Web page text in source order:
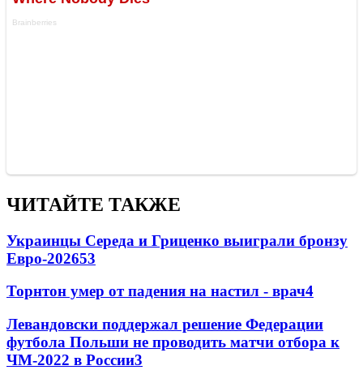
ЧИТАЙТЕ ТАКЖЕ
Украинцы Середа и Гриценко выиграли бронзу
Евро-202653
Торнтон умер от падения на настил - врач4
Левандовски поддержал решение Федерации
футбола Польши не проводить матчи отбора к
ЧМ-2022 в России3